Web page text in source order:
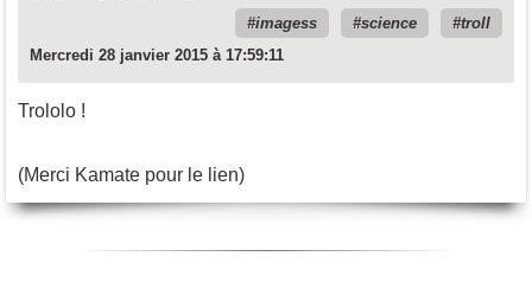
imagess
science
troll
Mercredi 28 janvier 2015 à 17:59:11
Trololo !
(Merci Kamate pour le lien)